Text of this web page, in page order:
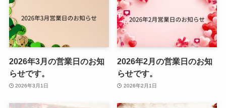
2026年3月の営業日のお知
らせです。
2026年3月1日
2026年2月の営業日のお知
らせです。
2026年2月1日